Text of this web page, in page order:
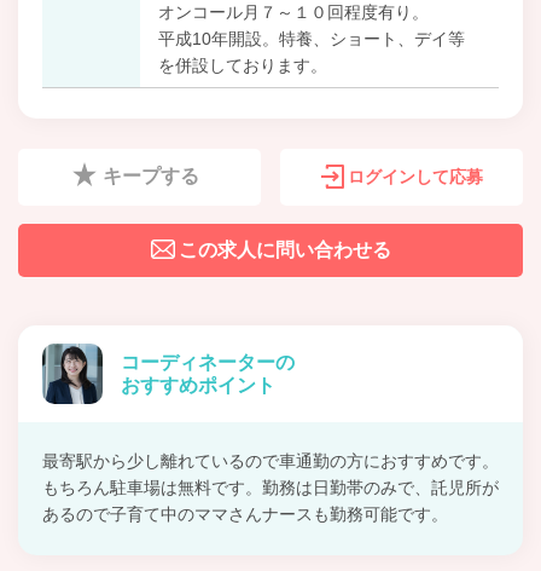
オンコール月７～１０回程度有り。
平成10年開設。特養、ショート、デイ等
を併設しております。
キープする ログインして応募
この求人に問い合わせる
コーディネーターの
おすすめポイント
最寄駅から少し離れているので車通勤の方におすすめです。
もちろん駐車場は無料です。勤務は日勤帯のみで、託児所が
あるので子育て中のママさんナースも勤務可能です。